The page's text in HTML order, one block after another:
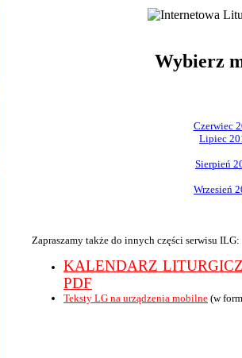
Wybierz
Czerwiec
Lipiec
Sierpień
Wrzesień
Zapraszamy także do innych części serwisu ILG:
KALENDARZ
PDF
Teksty LG na urządzenia mobilne (w